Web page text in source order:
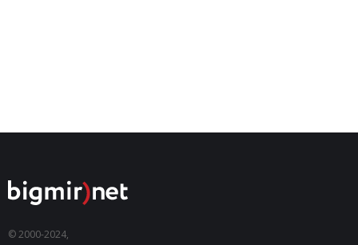
© 2000-2024,